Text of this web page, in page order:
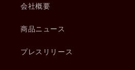
会社概要
商品ニュース
プレスリリース